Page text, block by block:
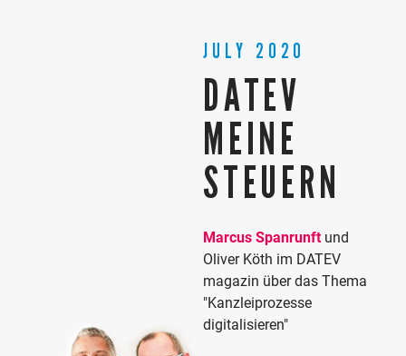
JULY 2020
DATEV
MEINE
STEUERN
Marcus Spanrunftund
Oliver Köth im DATEV
magazin über das Thema
"Kanzleiprozesse
digitalisieren"